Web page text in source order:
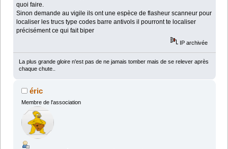
quoi faire.
Sinon demande au vigile ils ont une espèce de flasheur scanneur pour
localiser les trucs type codes barre antivols il pourront te localiser
précisément ce qui fait biper
IP archivée
La plus grande gloire n'est pas de ne jamais tomber mais de se relever après
chaque chute..
éric
Membre de l'association